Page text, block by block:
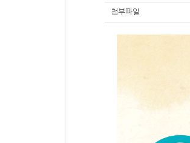
첨부파일